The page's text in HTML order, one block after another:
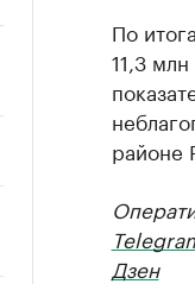
По
11,3
районе
Дзен